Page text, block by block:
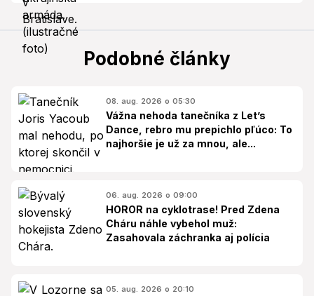
Podobné články
08. aug. 2026 o 05:30
Vážna nehoda tanečníka z Let’s
Dance, rebro mu prepichlo pľúco: To
najhoršie je už za mnou, ale...
06. aug. 2026 o 09:00
HOROR na cyklotrase! Pred Zdena
Cháru náhle vybehol muž:
Zasahovala záchranka aj polícia
05. aug. 2026 o 20:10